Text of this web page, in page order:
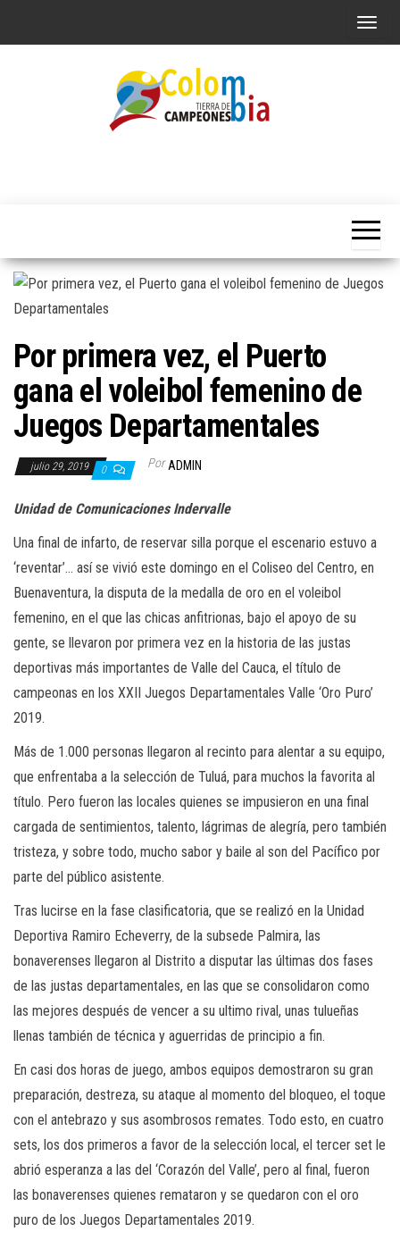
A
l
a
n
Por primera vez, el Puerto
gana el voleibol femenino de
Juegos Departamentales
julio 29, 2019 0 Por ADMIN
Unidad de Comunicaciones Indervalle
Una final de infarto, de reservar silla porque el escenario estuvo a
‘reventar’… así se vivió este domingo en el Coliseo del Centro, en
Buenaventura, la disputa de la medalla de oro en el voleibol
femenino, en el que las chicas anfitrionas, bajo el apoyo de su
gente, se llevaron por primera vez en la historia de las justas
deportivas más importantes de Valle del Cauca, el título de
campeonas en los XXII Juegos Departamentales Valle ‘Oro Puro’
2019.
Más de 1.000 personas llegaron al recinto para alentar a su equipo,
que enfrentaba a la selección de Tuluá, para muchos la favorita al
título. Pero fueron las locales quienes se impusieron en una final
cargada de sentimientos, talento, lágrimas de alegría, pero también
tristeza, y sobre todo, mucho sabor y baile al son del Pacífico por
parte del público asistente.
Tras lucirse en la fase clasificatoria, que se realizó en la Unidad
Deportiva Ramiro Echeverry, de la subsede Palmira, las
bonaverenses llegaron al Distrito a disputar las últimas dos fases
de las justas departamentales, en las que se consolidaron como
las mejores después de vencer a su ultimo rival, unas tulueñas
llenas también de técnica y aguerridas de principio a fin.
En casi dos horas de juego, ambos equipos demostraron su gran
preparación, destreza, su ataque al momento del bloqueo, el toque
con el antebrazo y sus asombrosos remates. Todo esto, en cuatro
sets, los dos primeros a favor de la selección local, el tercer set le
abrió esperanza a las del ‘Corazón del Valle’, pero al final, fueron
las bonaverenses quienes remataron y se quedaron con el oro
puro de los Juegos Departamentales 2019.